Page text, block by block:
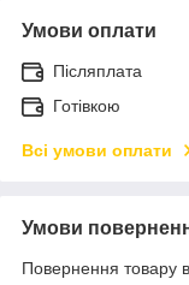
Умови оплати
Післяплата
Готівкою
Всі умови оплати
Умови
Повернення товару